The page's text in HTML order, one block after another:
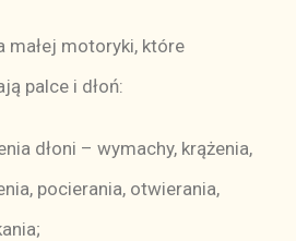
małej motoryki, które
palce i dłoń:
dłoni – wymachy, krążenia,
pocierania, otwierania,